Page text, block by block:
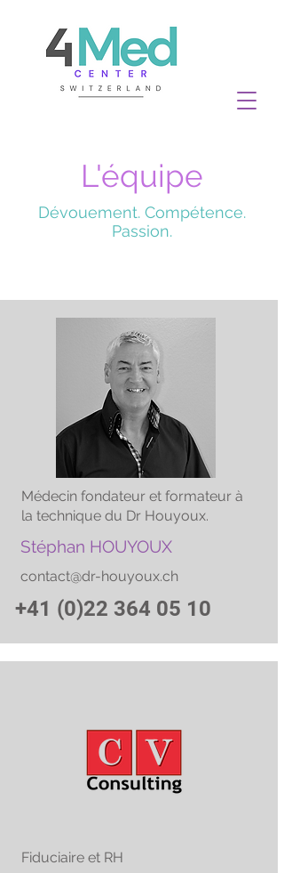
L'équipe
Dévouement. Compétence.
Passion.
Médecin fondateur et formateur à
la technique du Dr Houyoux.
Stéphan HOUYOUX
contact@dr-houyoux.ch
+41 (0)22 364 05 10
Fiduciaire et RH